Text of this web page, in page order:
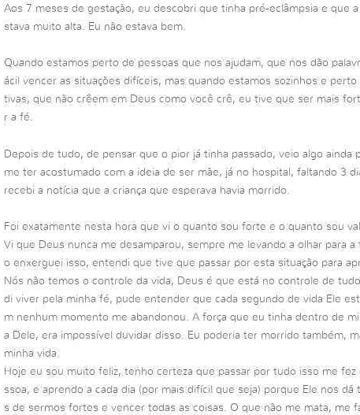
Aos 7 meses de gestação, eu descobri que tinha pré-eclâmpsia e que
stava muito alta. Eu não estava bem.
Quando estamos perto de pessoas que nos ajudam, que nos dão
ácil vencer as situações difíceis, mas quando estamos sozinhos e perto
tivas, que não crêem em Deus como você crê, eu tive que ser mais
r a fé.
Depois de tudo, de pensar que o pior já tinha passado, veio algo ainda
me ter acostumado com a ideia de ser mãe, já no hospital, faltando 3
recebi a notícia que a criança que esperava havia morrido.
Foi exatamente nesta hora que vi o quanto sou forte e o quanto sou
Vi que Deus nunca me desamparou, sempre me levando a olhar para
o enxerguei isso, entendi que tive que passar por esta situação para
Nós não temos o controle da vida, Deus é que está no controle de
di viver pela minha fé, pude entender que cada segundo de vida Ele
m nenhum momento me abandonou. A força que eu tinha dentro de
a Dele, era impossível duvidar disso. Eu poderia ter morrido também,
minha vida.
Hoje eu sou muito feliz, tenho certeza que passar por tudo isso me fez
ssoa, e aprendo a cada dia (por mais difícil que seja) porque Ele nos dá
s de sermos fortes e vencer todas as coisas. O que não me mata, me